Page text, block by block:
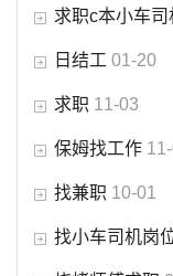
求职c本小车司
日结工 01-20
求职 11-03
保姆找工作
找兼职 10-01
找小车司机岗